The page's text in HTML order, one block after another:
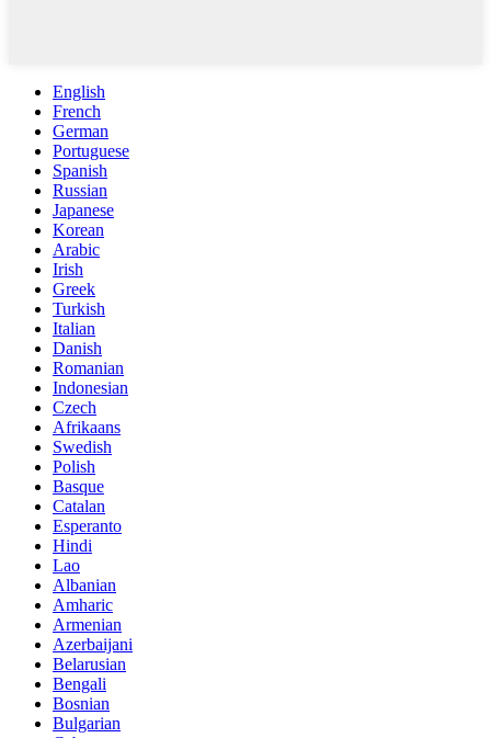
English
French
German
Portuguese
Spanish
Russian
Japanese
Korean
Arabic
Irish
Greek
Turkish
Italian
Danish
Romanian
Indonesian
Czech
Afrikaans
Swedish
Polish
Basque
Catalan
Esperanto
Hindi
Lao
Albanian
Amharic
Armenian
Azerbaijani
Belarusian
Bengali
Bosnian
Bulgarian